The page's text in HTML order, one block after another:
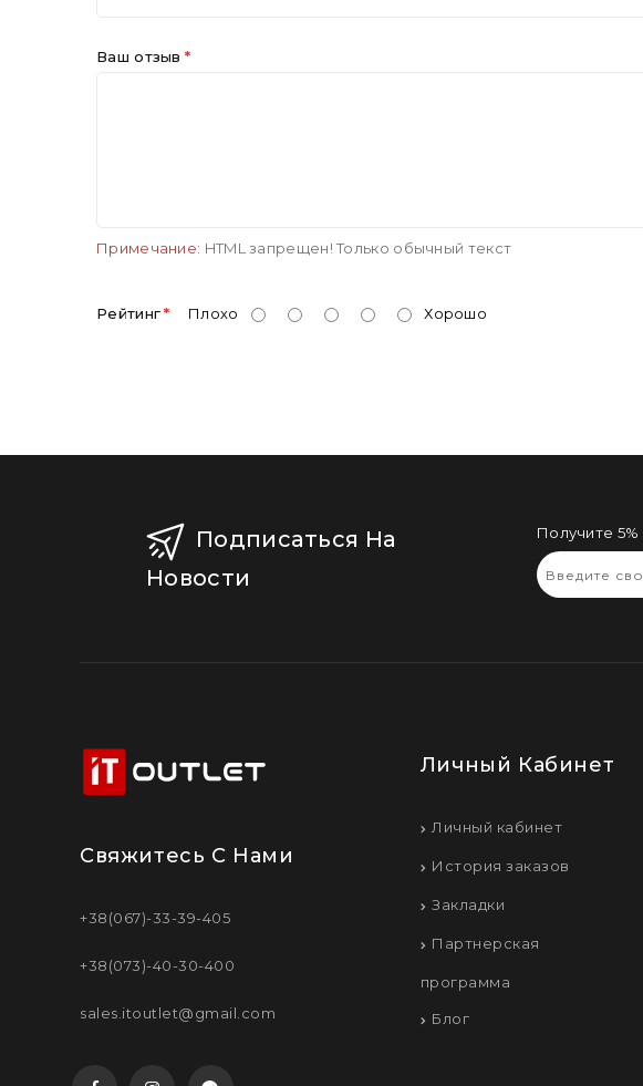
Ваш отзыв
Примечание: HTML запрещен! Только обычный текст
Рейтинг Плохо Хорошо
Подписаться На
Новости
Получите 5%
Свяжитесь С Нами
+38(067)-33-39-405
+38(073)-40-30-400
sales.itoutlet@gmail.com
Личный Кабинет
Личный кабинет
История заказов
Закладки
Партнерская
программа
Блог